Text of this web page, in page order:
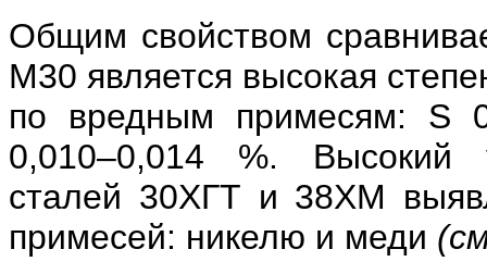
Общим свойством
М30 является высокая
по вредным примесям: S
0,010–0,014 %. Высокий
сталей 30ХГТ и 38ХМ
примесей: никелю и меди